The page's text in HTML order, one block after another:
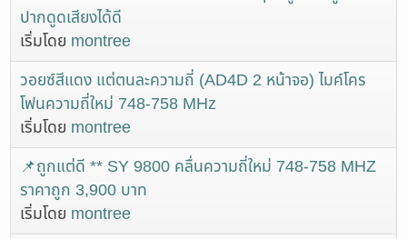
ปากดูดเสียงได้ดี
เริ่มโดย montree
วอยซ์สีแดง แต่ตนละความถี่ (AD4D 2 หน้าจอ) ไมค์โคร
โฟนความถี่ใหม่ 748-758 MHz
เริ่มโดย montree
📌ถูกแต่ดี ** SY 9800 คลื่นความถี่ใหม่ 748-758 MHZ
ราคาถูก 3,900 บาท
เริ่มโดย montree